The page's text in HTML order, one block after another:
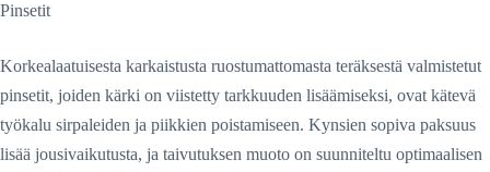
Pinsetit
Korkealaatuisesta karkaistusta ruostumattomasta teräksestä valmistetut
pinsetit, joiden kärki on viistetty tarkkuuden lisäämiseksi, ovat kätevä
työkalu sirpaleiden ja piikkien poistamiseen. Kynsien sopiva paksuus
lisää jousivaikutusta, ja taivutuksen muoto on suunniteltu optimaalisen